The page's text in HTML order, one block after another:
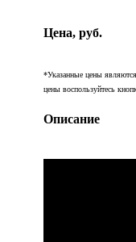
Цена, руб.
*Указанные цены
цены воспользуйтесь
Описание